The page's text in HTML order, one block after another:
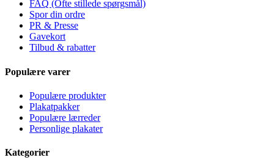
FAQ (Ofte stillede spørgsmål)
Spor din ordre
PR & Presse
Gavekort
Tilbud & rabatter
Populære varer
Populære produkter
Plakatpakker
Populære lærreder
Personlige plakater
Kategorier